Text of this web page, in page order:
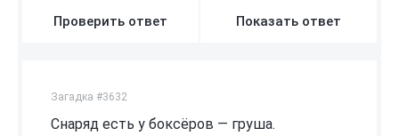
Проверить ответ Показать ответ
Загадка #3632
Снаряд есть у боксёров — груша.